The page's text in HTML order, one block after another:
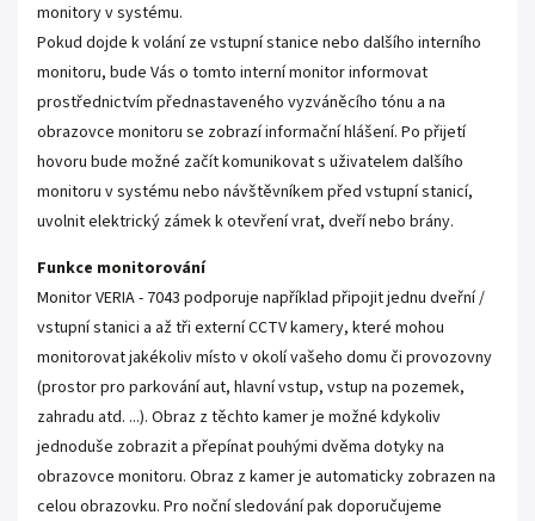
monitory v systému.
Pokud dojde k volání ze vstupní stanice nebo dalšího interního
monitoru, bude Vás o tomto interní monitor informovat
prostřednictvím přednastaveného vyzváněcího tónu a na
obrazovce monitoru se zobrazí informační hlášení. Po přijetí
hovoru bude možné začít komunikovat s uživatelem dalšího
monitoru v systému nebo návštěvníkem před vstupní stanicí,
uvolnit elektrický zámek k otevření vrat, dveří nebo brány.
Funkce monitorování
Monitor VERIA - 7043 podporuje například připojit jednu dveřní /
vstupní stanici a až tři externí CCTV kamery, které mohou
monitorovat jakékoliv místo v okolí vašeho domu či provozovny
(prostor pro parkování aut, hlavní vstup, vstup na pozemek,
zahradu atd. ...). Obraz z těchto kamer je možné kdykoliv
jednoduše zobrazit a přepínat pouhými dvěma dotyky na
obrazovce monitoru. Obraz z kamer je automaticky zobrazen na
celou obrazovku. Pro noční sledování pak doporučujeme